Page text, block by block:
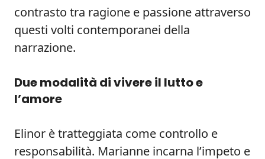
contrasto tra ragione e passione attraverso
questi volti contemporanei della
narrazione.
Due modalità di vivere il lutto e
l’amore
Elinor è tratteggiata come controllo e
responsabilità. Marianne incarna l’impeto e